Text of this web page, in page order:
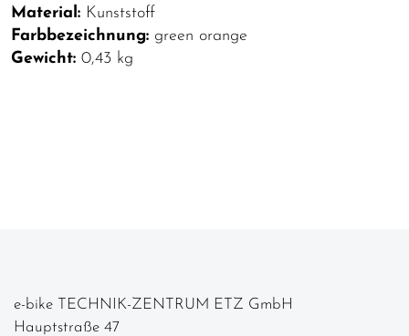
Material: Kunststoff
Farbbezeichnung: green orange
Gewicht: 0,43 kg
e-bike TECHNIK-ZENTRUM ETZ GmbH
Hauptstraße 47